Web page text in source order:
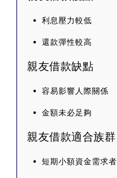
利息壓力較低
還款彈性較高
親友借款缺點
容易影響人際關係
金額未必足夠
親友借款適合族群
短期小額資金需求者